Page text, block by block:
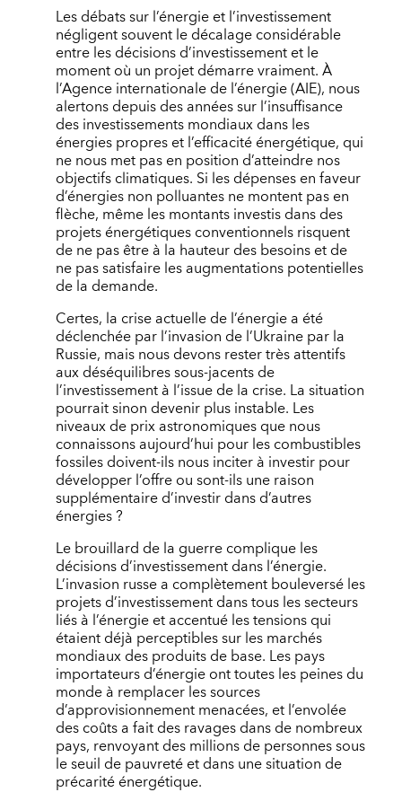
Les débats sur l’énergie et l’investissement
négligent souvent le décalage considérable
entre les décisions d’investissement et le
moment où un projet démarre vraiment. À
l’Agence internationale de l’énergie (AIE), nous
alertons depuis des années sur l’insuffisance
des investissements mondiaux dans les
énergies propres et l’efficacité énergétique, qui
ne nous met pas en position d’atteindre nos
objectifs climatiques. Si les dépenses en faveur
d’énergies non polluantes ne montent pas en
flèche, même les montants investis dans des
projets énergétiques conventionnels risquent
de ne pas être à la hauteur des besoins et de
ne pas satisfaire les augmentations potentielles
de la demande.
Certes, la crise actuelle de l’énergie a été
déclenchée par l’invasion de l’Ukraine par la
Russie, mais nous devons rester très attentifs
aux déséquilibres sous-jacents de
l’investissement à l’issue de la crise. La situation
pourrait sinon devenir plus instable. Les
niveaux de prix astronomiques que nous
connaissons aujourd’hui pour les combustibles
fossiles doivent-ils nous inciter à investir pour
développer l’offre ou sont-ils une raison
supplémentaire d’investir dans d’autres
énergies ?
Le brouillard de la guerre complique les
décisions d’investissement dans l’énergie.
L’invasion russe a complètement bouleversé les
projets d’investissement dans tous les secteurs
liés à l’énergie et accentué les tensions qui
étaient déjà perceptibles sur les marchés
mondiaux des produits de base. Les pays
importateurs d’énergie ont toutes les peines du
monde à remplacer les sources
d’approvisionnement menacées, et l’envolée
des coûts a fait des ravages dans de nombreux
pays, renvoyant des millions de personnes sous
le seuil de pauvreté et dans une situation de
précarité énergétique.